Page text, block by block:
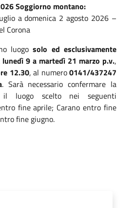
Soggiorno montano:
a domenica 2 agosto 2026 –
Corona
luogosolo ed esclusivamente
lunedì 9 a martedì 21 marzo p.v.,
12.30, al numero0141/437247
. Sarà necessario confermare la
il luogo scelto nei seguenti
fine aprile; Carano entro fine
fine giugno.